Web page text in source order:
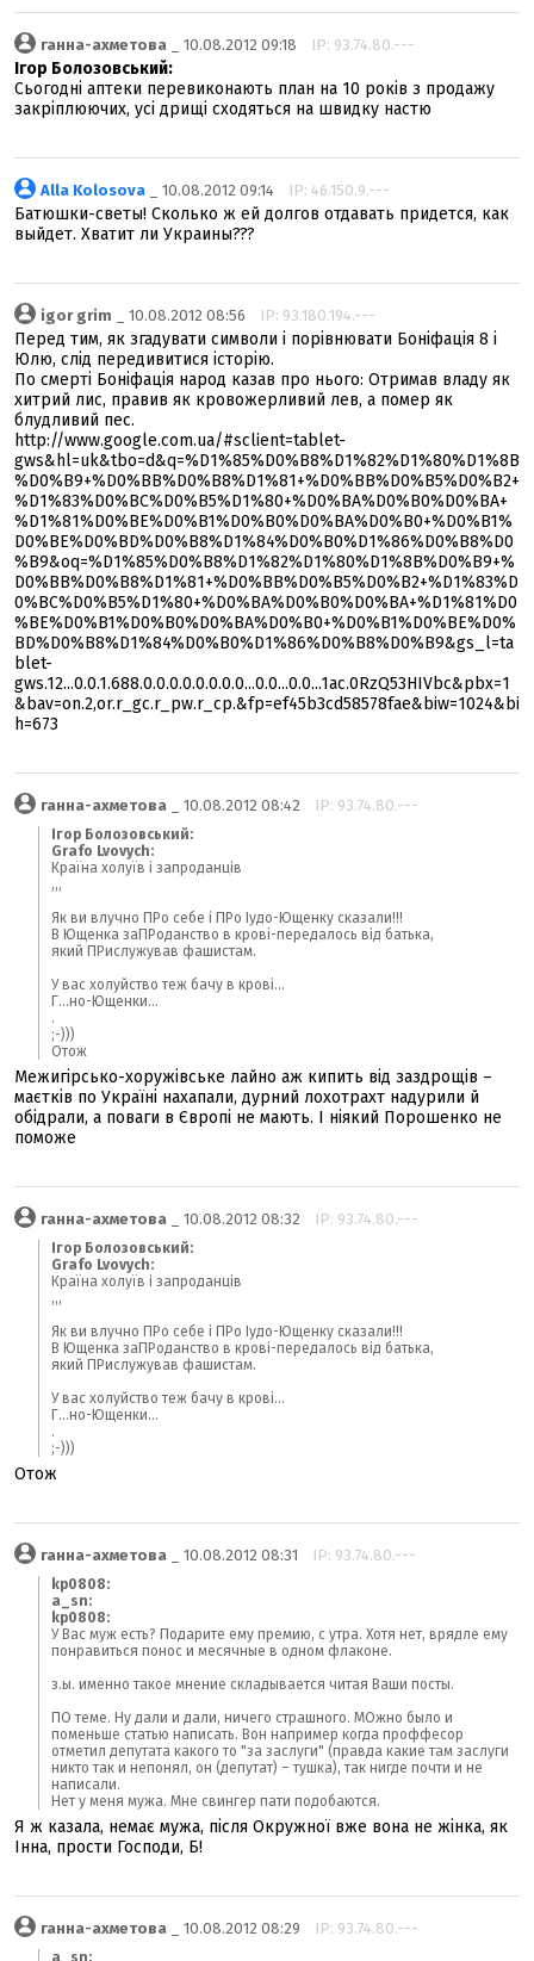
ганна-ахметова _ 10.08.2012 09:18 IP: 93.74.80.---
Ігор Болозовський:
Cьогодні аптеки перевиконають план на 10 років з продажу
закріплюючих, усі дрищі сходяться на швидку настю
Alla Kolosova _ 10.08.2012 09:14 IP: 46.150.9.---
Батюшки-светы! Сколько ж ей долгов отдавать придется, как
выйдет. Хватит ли Украины???
igor grim _ 10.08.2012 08:56 IP: 93.180.194.---
Перед тим, як згадувати символи і порівнювати Боніфація 8 і
Юлю, слід передивитися історію.
По смерті Боніфація народ казав про нього: Отримав владу як
хитрий лис, правив як кровожерливий лев, а помер як
блудливий пес.
http://www.google.com.ua/#sclient=tablet-
gws&hl=uk&tbo=d&q=%D1%85%D0%B8%D1%82%D1%80%D1%8B
%D0%B9+%D0%BB%D0%B8%D1%81+%D0%BB%D0%B5%D0%B2+
%D1%83%D0%BC%D0%B5%D1%80+%D0%BA%D0%B0%D0%BA+
%D1%81%D0%BE%D0%B1%D0%B0%D0%BA%D0%B0+%D0%B1%
D0%BE%D0%BD%D0%B8%D1%84%D0%B0%D1%86%D0%B8%D0
%B9&oq=%D1%85%D0%B8%D1%82%D1%80%D1%8B%D0%B9+%
D0%BB%D0%B8%D1%81+%D0%BB%D0%B5%D0%B2+%D1%83%D
0%BC%D0%B5%D1%80+%D0%BA%D0%B0%D0%BA+%D1%81%D0
%BE%D0%B1%D0%B0%D0%BA%D0%B0+%D0%B1%D0%BE%D0%
BD%D0%B8%D1%84%D0%B0%D1%86%D0%B8%D0%B9&gs_l=ta
blet-
gws.12...0.0.1.688.0.0.0.0.0.0.0.0...0.0...0.0...1ac.0RzQ53HIVbc&pbx=1
&bav=on.2,or.r_gc.r_pw.r_cp.&fp=ef45b3cd58578fae&biw=1024&bi
h=673
ганна-ахметова _ 10.08.2012 08:42 IP: 93.74.80.---
Ігор Болозовський:
Grafo Lvovych:
Країна холуїв і запроданців
,,,
Як ви влучно ПРо себе і ПРо Іудо-Ющенку сказали!!!
В Ющенка заПРоданство в крові-передалось від батька,
який ПРислужував фашистам.
У вас холуйство теж бачу в крові...
Г...но-Ющенки...
.
;-)))
Отож
Межигірсько-хоружівське лайно аж кипить від заздрощів –
маєтків по Україні нахапали, дурний лохотрахт надурили й
обідрали, а поваги в Європі не мають. І ніякий Порошенко не
поможе
ганна-ахметова _ 10.08.2012 08:32 IP: 93.74.80.---
Ігор Болозовський:
Grafo Lvovych:
Країна холуїв і запроданців
,,,
Як ви влучно ПРо себе і ПРо Іудо-Ющенку сказали!!!
В Ющенка заПРоданство в крові-передалось від батька,
який ПРислужував фашистам.
У вас холуйство теж бачу в крові...
Г...но-Ющенки...
.
;-)))
Отож
ганна-ахметова _ 10.08.2012 08:31 IP: 93.74.80.---
kp0808:
a_sn:
kp0808:
У Вас муж есть? Подарите ему премию, с утра. Хотя нет, врядле ему
понравиться понос и месячные в одном флаконе.
з.ы. именно такое мнение складывается читая Ваши посты.
ПО теме. Ну дали и дали, ничего страшного. МОжно было и
поменьше статью написать. Вон например когда проффесор
отметил депутата какого то "за заслуги" (правда какие там заслуги
никто так и непонял, он (депутат) – тушка), так нигде почти и не
написали.
Нет у меня мужа. Мне свингер пати подобаются.
Я ж казала, немає мужа, після Окружної вже вона не жінка, як
Інна, прости Господи, Б!
ганна-ахметова _ 10.08.2012 08:29 IP: 93.74.80.---
a_sn: